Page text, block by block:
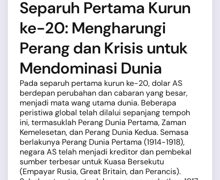
Separuh Pertama Kurun
ke-20: Mengharungi
Perang dan Krisis untuk
Mendominasi Dunia
Pada separuh pertama kurun ke-20, dolar AS
berdepan perubahan dan cabaran yang besar,
menjadi mata wang utama dunia. Beberapa
peristiwa global telah dilalui sepanjang tempoh
ini, termasuklah Perang Dunia Pertama, Zaman
Kemelesetan, dan Perang Dunia Kedua. Semasa
berlakunya Perang Dunia Pertama (1914-1918),
negara AS telah menjadi kreditor dan pembekal
sumber terbesar untuk Kuasa Bersekutu
(Empayar Rusia, Great Britain, dan Perancis).